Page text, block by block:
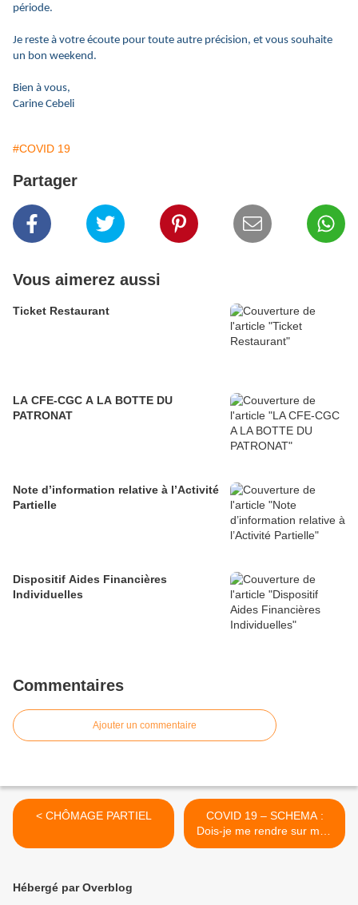
période.
Je reste à votre écoute pour toute autre précision, et vous souhaite
un bon weekend.
Bien à vous,
Carine Cebeli
#COVID 19
Partager
Vous aimerez aussi
Ticket Restaurant
LA CFE-CGC A LA BOTTE DU
PATRONAT
Note d’information relative à l’Activité
Partielle
Dispositif Aides Financières
Individuelles
Commentaires
Ajouter un commentaire
< CHÔMAGE PARTIEL
COVID 19 – SCHEMA :
Dois-je me rendre sur mon
lieu de travail ? >
Hébergé par Overblog